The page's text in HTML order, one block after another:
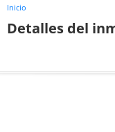
Inicio
Detalles del